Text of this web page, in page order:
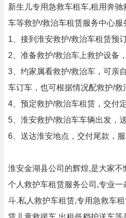
新生儿专用急救车租车,租用奔驰
车等救护/救治车租赁服务中心服
1、接到淮安救护/救治车租赁预
2、准备救护/救治车上救护设备
3、约家属看救护/救治车，可亲
车订车，也可根据情况配救护/救
4、预定救护/救治车租赁，交付定
5、淮安救护/救治车车辆出发，
6、送达淮安地点，交付尾款，服
淮安金湖县公司的辉煌,是大家
个人救护车租赁服务公司,专业
斗.私人救护车租赁,专用急救车